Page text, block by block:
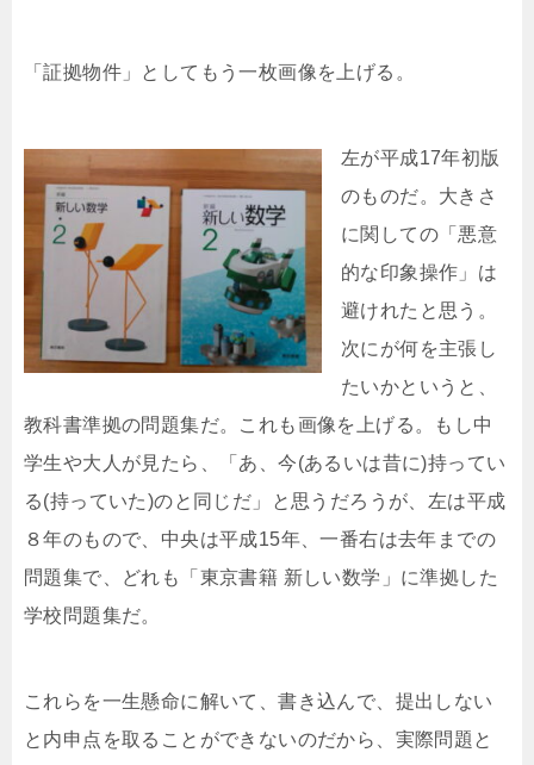
「証拠物件」としてもう一枚画像を上げる。
左が平成17年初版
のものだ。大きさ
に関しての「悪意
的な印象操作」は
避けれたと思う。
次にが何を主張し
たいかというと、
教科書準拠の問題集だ。これも画像を上げる。もし中
学生や大人が見たら、「あ、今(あるいは昔に)持ってい
る(持っていた)のと同じだ」と思うだろうが、左は平成
８年のもので、中央は平成15年、一番右は去年までの
問題集で、どれも「東京書籍 新しい数学」に準拠した
学校問題集だ。
これらを一生懸命に解いて、書き込んで、提出しない
と内申点を取ることができないのだから、実際問題と